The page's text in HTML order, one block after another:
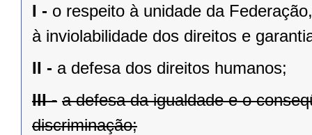
I - o respeito à unidade da
à inviolabilidade dos direitos e
II - a defesa dos direitos humanos;
III - a defesa da igualdade e o
discriminação;